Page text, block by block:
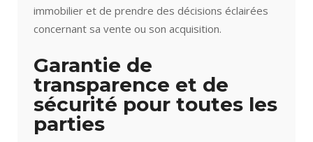
immobilier et de prendre des décisions éclairées
concernant sa vente ou son acquisition.
Garantie de
transparence et de
sécurité pour toutes les
parties